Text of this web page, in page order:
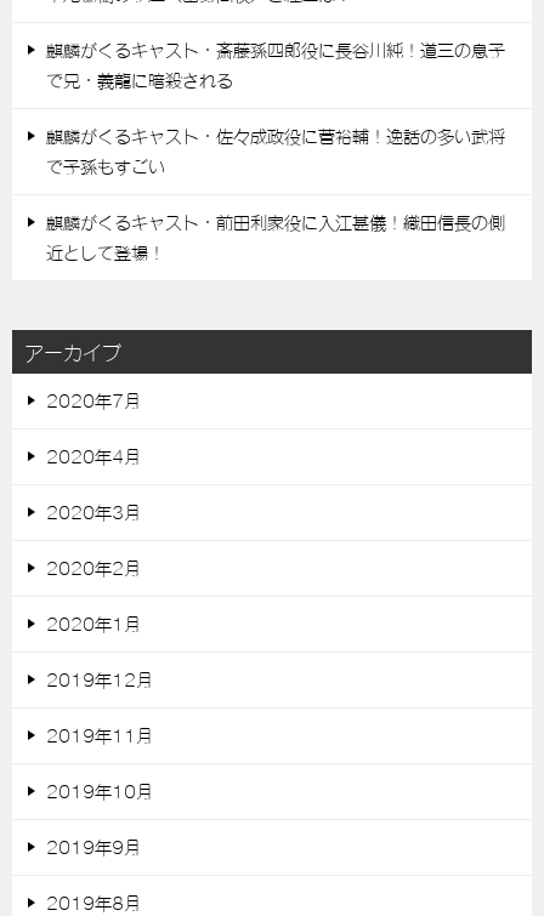
麒麟がくるキャスト・斎藤孫四郎役に長谷川純！道三の息子
で兄・義龍に暗殺される
麒麟がくるキャスト・佐々成政役に菅裕輔！逸話の多い武将
で子孫もすごい
麒麟がくるキャスト・前田利家役に入江甚儀！織田信長の側
近として登場！
アーカイブ
2020年7月
2020年4月
2020年3月
2020年2月
2020年1月
2019年12月
2019年11月
2019年10月
2019年9月
2019年8月